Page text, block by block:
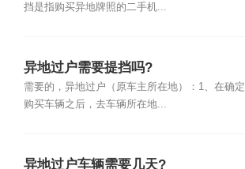
挡是指购买异地牌照的二手机...
异地过户需要提挡吗?
需要的，异地过户（原车主所在地）：1、在确定
购买车辆之后，去车辆所在地...
异地过户车辆需要几天?